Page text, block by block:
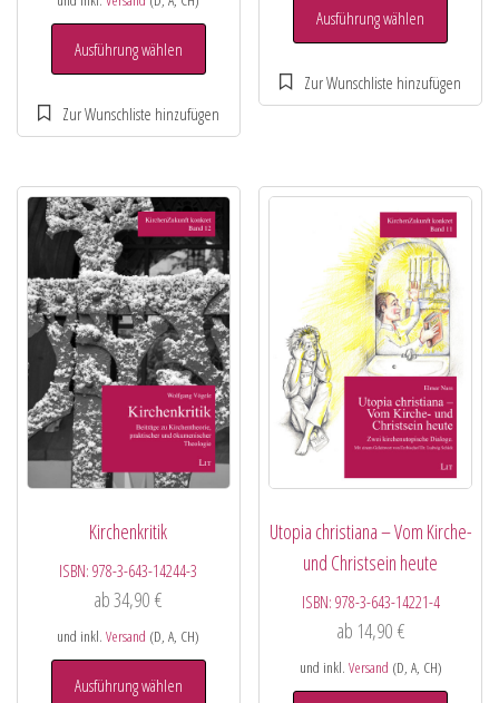
Ausführung wählen
Ausführung wählen
Kirchenkritik
ISBN:978-3-643-14244-3
ab34,90€
und inkl.Versand (D, A, CH)
Ausführung wählen
Utopia christiana – Vom Kirche-
und Christsein heute
ISBN: 978-3-643-14221-4
ab 14,90 €
und inkl. Versand (D, A, CH)